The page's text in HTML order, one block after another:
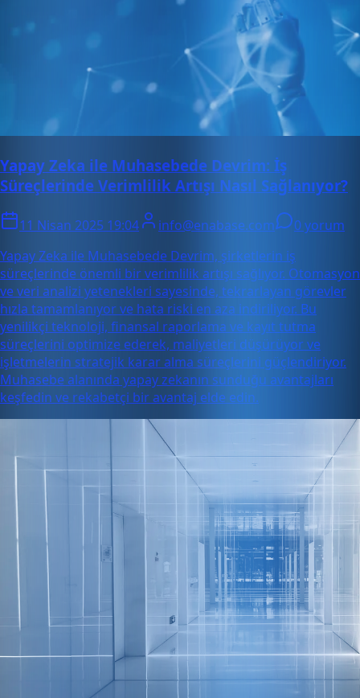
Yapay Zeka ile Muhasebede Devrim: İş
Süreçlerinde Verimlilik Artışı Nasıl Sağlanıyor?
11 Nisan 2025 19:04 info@enabase.com
0 yorum
Yapay Zeka ile Muhasebede Devrim, şirketlerin iş
süreçlerinde önemli bir verimlilik artışı sağlıyor. Otomasyon
ve veri analizi yetenekleri sayesinde, tekrarlayan görevler
hızla tamamlanıyor ve hata riski en aza indiriliyor. Bu
yenilikçi teknoloji, finansal raporlama ve kayıt tutma
süreçlerini optimize ederek, maliyetleri düşürüyor ve
işletmelerin stratejik karar alma süreçlerini güçlendiriyor.
Muhasebe alanında yapay zekanın sunduğu avantajları
keşfedin ve rekabetçi bir avantaj elde edin.